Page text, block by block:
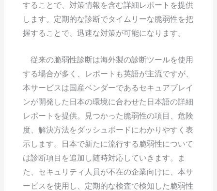
することで、対策情報を含む詳細レポートを提供
します。定期的な診断でタイムリーな脆弱性を把
握することで、迅速な対策が可能になります。
従来の脆弱性診断は海外製の診断ツールを使用
する場合が多く、レポートも英語が主流ですが、
本サービスは国産ベンダーであるセキュアブレイ
ンが開発した日本の環境に合わせた日本語の詳細
レポートを提供。見つかった脆弱性の項目、危険
度、解決方法をダッシュボードにわかりやすく表
示します。日本で新たに流行する脆弱性について
は診断項目を追加し随時対応していきます。ま
た、セキュリティ人員が不在の企業向けに、本サ
ービスを使用し、定期的な検査で検知した脆弱性